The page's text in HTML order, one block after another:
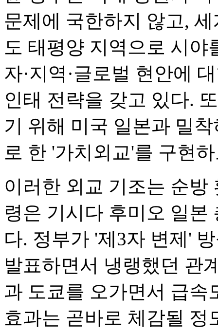
문제에 국한하지 않고,
도 태평양 지역으로 시야
자·지역·글로벌 현안에
인태 전략을 갖고 있다.
기 위해 미국 일본과 밀
로 한 '가치외교'를 구현
이러한 외교 기조는 순방
령은 기시다 후미오 일본
다. 정부가 '제3자 변제'
발표하면서 냉랭했던 관
과 도쿄를 오가면서 급속
효과는 곧바로 체감될